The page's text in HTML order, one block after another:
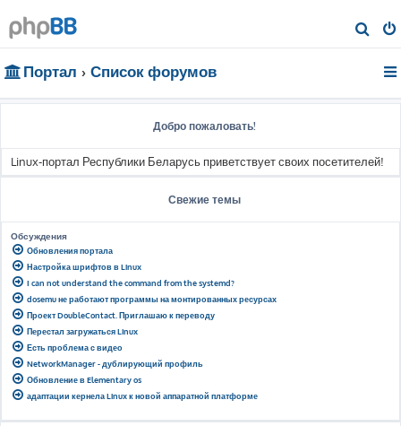
о
Портал Список форумов
Добро пожаловать!
Linux-портал Республики Беларусь приветствует своих посетителей!
Свежие темы
Обсуждения
Обновления портала
Настройка шрифтов в Linux
I can not understand the command from the systemd?
dosemu не работают программы на монтированных ресурсах
Проект DoubleContact. Приглашаю к переводу
Перестал загружаться Linux
Есть проблема с видео
NetworkManager - дублирующий профиль
Обновление в Elementary os
адаптации кернела Linux к новой аппаратной платформе